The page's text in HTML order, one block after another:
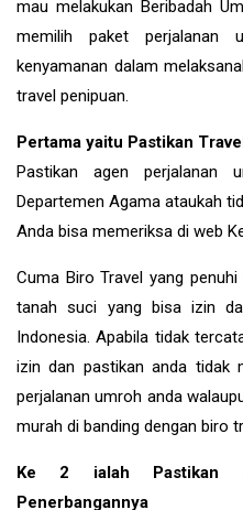
mau melakukan Beribadah
memilih paket perjalanan
kenyamanan dalam
travel penipuan.
Pertama yaitu Pastikan
Pastikan agen perjalanan
Departemen Agama ataukah
Anda bisa memeriksa di web
Cuma Biro Travel yang
tanah suci yang bisa izin
Indonesia. Apabila tidak
izin dan pastikan anda tidak
perjalanan umroh anda
murah di banding dengan biro
Ke 2 ialah Pastikan
Penerbangannya